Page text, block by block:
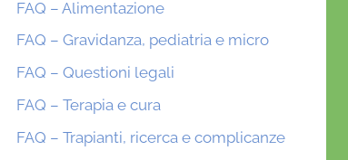
FAQ – Alimentazione
FAQ – Gravidanza, pediatria e micro
FAQ – Questioni legali
FAQ – Terapia e cura
FAQ – Trapianti, ricerca e complicanze